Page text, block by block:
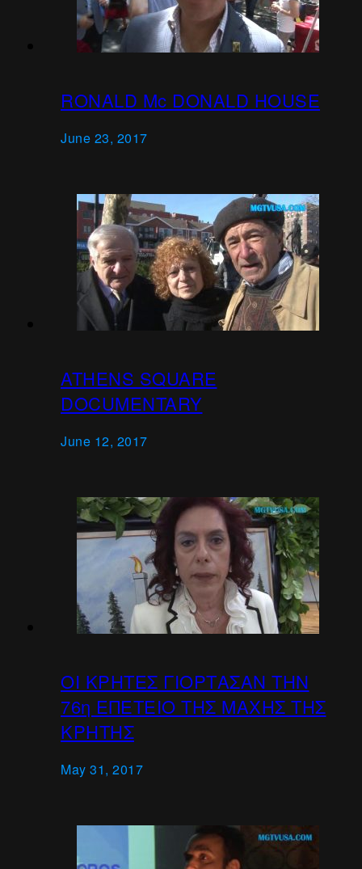
RONALD Mc DONALD HOUSE
June 23, 2017
ATHENS SQUARE
DOCUMENTARY
June 12, 2017
ΟΙ ΚΡΗΤΕΣ ΓΙΟΡΤΑΣΑΝ ΤΗΝ
76η ΕΠΕΤΕΙΟ ΤΗΣ ΜΑΧΗΣ ΤΗΣ
ΚΡΗΤΗΣ
May 31, 2017